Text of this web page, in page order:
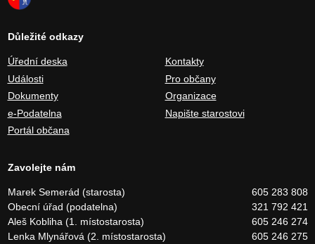
Důležité odkazy
Úřední deska
Události
Dokumenty
e-Podatelna
Portál občana
Kontakty
Pro občany
Organizace
Napište starostovi
Zavolejte nám
Marek Semerád (starosta)
605 283 808
Obecní úřad (podatelna)
321 792 421
Aleš Kobliha (1. místostarosta)
605 246 274
Lenka Mlynářová (2. místostarosta)
605 246 275